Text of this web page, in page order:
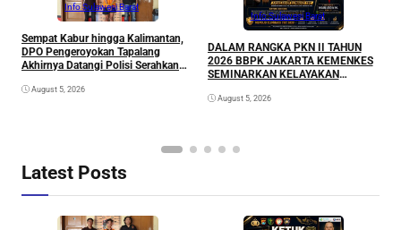
Info Sulawesi Barat
Sempat Kabur hingga Kalimantan,
DPO Pengeroyokan Tapalang
Akhirnya Datangi Polisi Serahkan
August 5, 2026
Info Sulawesi Barat
DALAM RANGKA PKN II TAHUN
2026 BBPK JAKARTA KEMENKES
SEMINARKAN KELAYAKAN
PERUBAHAN KETUK DOORS
August 5, 2026
Latest Posts